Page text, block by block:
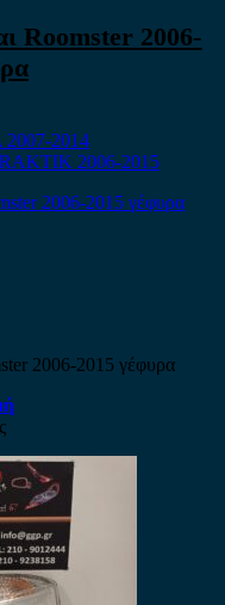
Roomster 2006-
2014
2006-2015
2006-2015 γέφυρα